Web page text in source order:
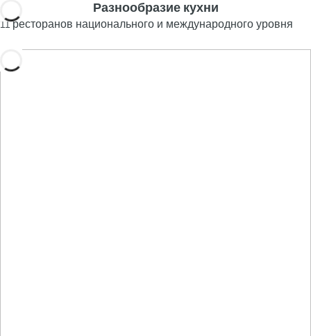
Разнообразие кухни
11 ресторанов национального и международного уровня